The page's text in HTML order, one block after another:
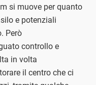
si muove per quanto
e potenziali
Però
controllo e
in volta
il centro che ci